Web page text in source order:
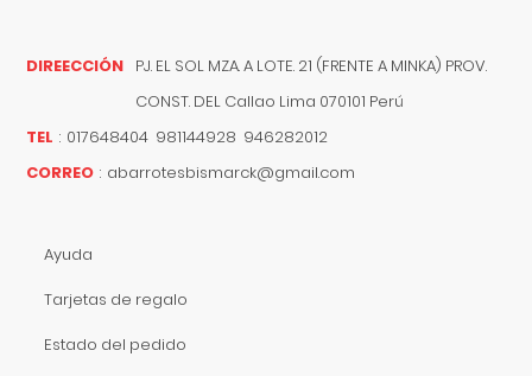
DIREECCIÓN PJ. EL SOL MZA. A LOTE. 21 (FRENTE A MINKA) PROV.
CONST. DEL Callao Lima 070101 Perú
TEL : 017648404 981144928 946282012
CORREO : abarrotesbismarck@gmail.com
Ayuda
Tarjetas de regalo
Estado del pedido